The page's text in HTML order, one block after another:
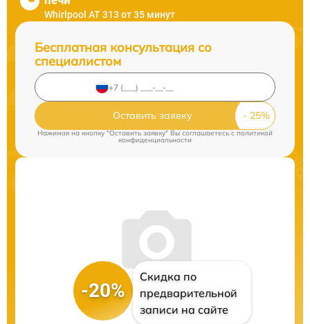
Whirlpool AT 313 от 35 минут
Бесплатная консультация со
специалистом
Оставить заявку
Нажимая на кнопку "Оставить заявку" Вы соглашаетесь c политикой
конфиденциальности
-20%
Скидка по
предварительной
записи на сайте